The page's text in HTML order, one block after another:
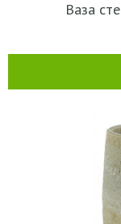
Ваза